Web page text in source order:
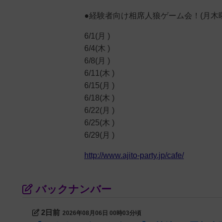
●経験者向け相席人狼ゲーム会！(月木
6/1(月 )
6/4(木 )
6/8(月 )
6/11(木 )
6/15(月 )
6/18(木 )
6/22(月 )
6/25(木 )
6/29(月 )
http://www.ajito-party.jp/cafe/
バックナンバー
2日前 2026年08月06日 00時03分頃